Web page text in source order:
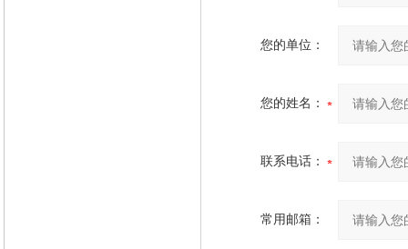
您的单位：
您的姓名：
联系电话：
常用邮箱：